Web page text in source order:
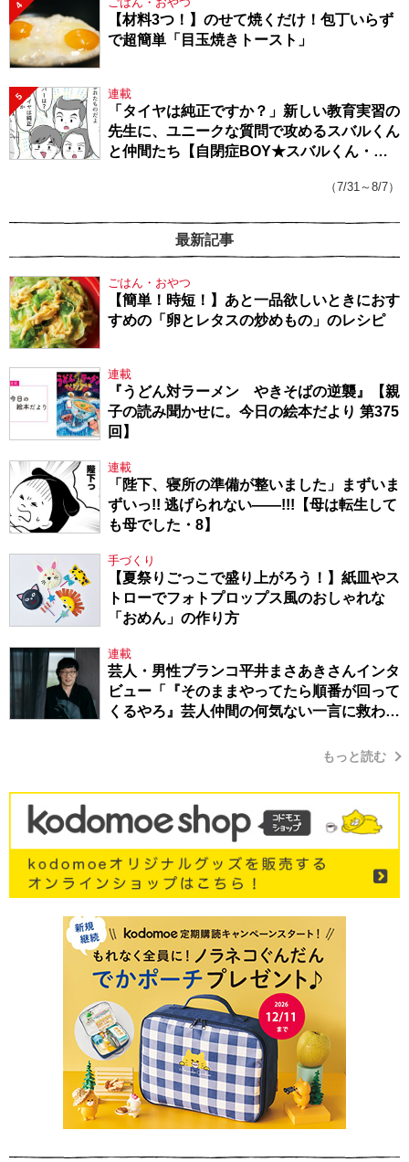
4
【材料3つ！】のせて焼くだけ！包丁いらず
で超簡単「目玉焼きトースト」
5 連載
「タイヤは純正ですか？」新しい教育実習の
先生に、ユニークな質問で攻めるスバルくん
と仲間たち【自閉症BOY★スバルくん・
（7/31～8/7）
最新記事
ごはん・おやつ
【簡単！時短！】あと一品欲しいときにおす
すめの「卵とレタスの炒めもの」のレシピ
連載
『うどん対ラーメン やきそばの逆襲』【親
子の読み聞かせに。今日の絵本だより 第375
回】
連載
「陛下、寝所の準備が整いました」まずいま
ずいっ!! 逃げられない――!!!【母は転生して
も母でした・8】
手づくり
【夏祭りごっこで盛り上がろう！】紙皿やス
トローでフォトプロップス風のおしゃれな
「おめん」の作り方
連載
芸人・男性ブランコ平井まさあきさんインタ
ビュー「『そのままやってたら順番が回って
くるやろ』芸人仲間の何気ない一言に救われ
もっと読む